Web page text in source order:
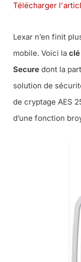
Télécharger
Lexar n’en finit
mobile. Voici la
Secure dont la
solution de
de cryptage AES
d’une fonction